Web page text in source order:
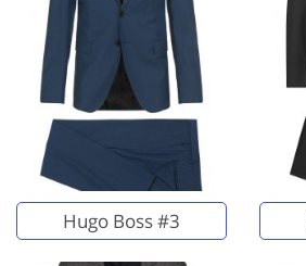
Hugo Boss #3